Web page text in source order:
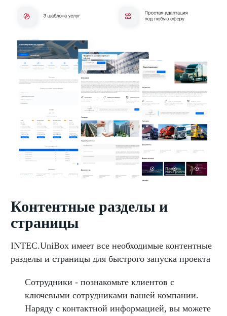
Контентные разделы и
страницы
INTEC.UniBox имеет все необходимые контентные
разделы и страницы для быстрого запуска проекта
Сотрудники - познакомьте клиентов с
ключевыми сотрудниками вашей компании.
Наряду с контактной информацией, вы можете